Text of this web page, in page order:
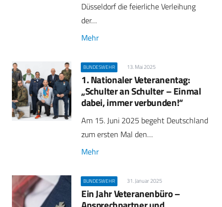
Düsseldorf die feierliche Verleihung
der…
Mehr
BUNDESWEHR 13. Mai 2025
1. Nationaler Veteranentag:
„Schulter an Schulter – Einmal
dabei, immer verbunden!“
Am 15. Juni 2025 begeht Deutschland
zum ersten Mal den…
Mehr
BUNDESWEHR 31. Januar 2025
Ein Jahr Veteranenbüro –